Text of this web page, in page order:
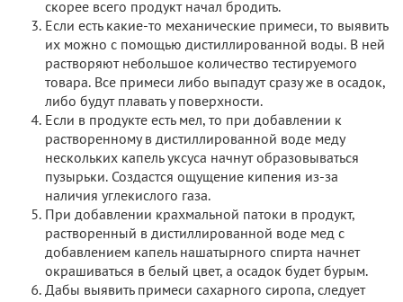
скорее всего продукт начал бродить.
Если есть какие-то механические примеси, то выявить
их можно с помощью дистиллированной воды. В ней
растворяют небольшое количество тестируемого
товара. Все примеси либо выпадут сразу же в осадок,
либо будут плавать у поверхности.
Если в продукте есть мел, то при добавлении к
растворенному в дистиллированной воде меду
нескольких капель уксуса начнут образовываться
пузырьки. Создастся ощущение кипения из-за
наличия углекислого газа.
При добавлении крахмальной патоки в продукт,
растворенный в дистиллированной воде мед с
добавлением капель нашатырного спирта начнет
окрашиваться в белый цвет, а осадок будет бурым.
Дабы выявить примеси сахарного сиропа, следует